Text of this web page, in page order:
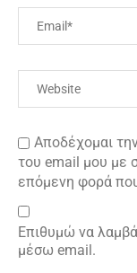
Αποδέχομαι
του email μου με
επόμενη φορά
Επιθυμώ να
μέσω email.